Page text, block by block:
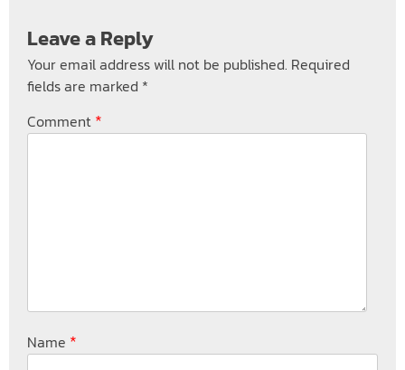
Leave a Reply
Your email address will not be published. Required
fields are marked *
Comment *
Name *